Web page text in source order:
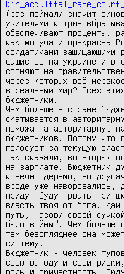
(раз поймали значит
учителями котрые
обеспечивают проценты,
как могуча и прекрасна
солдатиками
фашистов на украине и в
сгоняют на
через которых всё
в реальный мир? Всех
бюджетники.
Чем больше в стране
скатывается в
похожа на авторитарную
бюджетников. Потому что
голосует за текущую
так сказали, во вторых
на зарплате. Бюджетник
конечно дерьмо, но
вроде уже наворовались,
придут будут рвать три
власть твоя от бога, дай
путь, назови своей
было войны". Чем больше
тем безогляднее она
систему.
Бюджетник - человек
свою выгоду и свои
роль и причастность.